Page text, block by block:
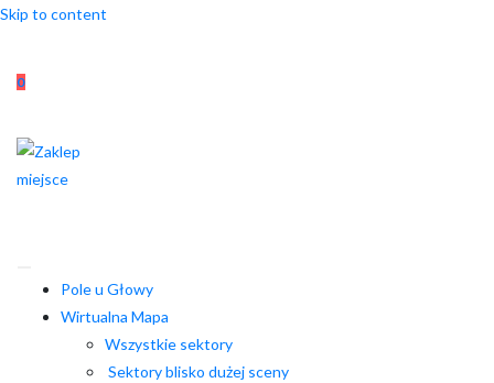
Skip to content
0
Pole u Głowy
Wirtualna Mapa
Wszystkie sektory
Sektory blisko dużej sceny